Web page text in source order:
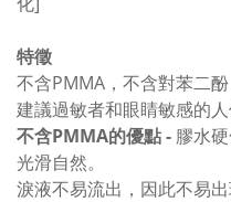
特徵
不含PMMA，不含對苯二
建議過敏者和眼睛敏感的人
不含PMMA的優點 - 膠水
光滑自然。
淚液不易流出，因此不易